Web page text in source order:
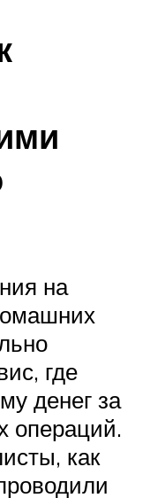
на
где
денег за
операций.
как